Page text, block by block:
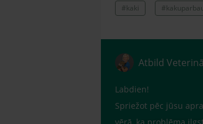
#kaki
Atbild
Labdien!
Spriežot pēc jūsu